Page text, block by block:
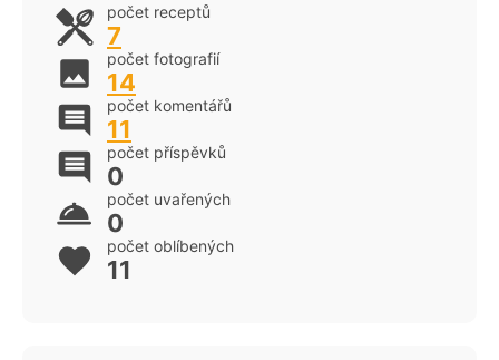
počet receptů
7
počet fotografií
14
počet komentářů
11
počet příspěvků
0
počet uvařených
0
počet oblíbených
11